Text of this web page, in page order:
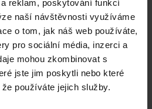
reklam, poskytování funkcí
naší návštěvnosti využíváme
o tom, jak náš web používáte,
pro sociální média, inzerci a
mohou zkombinovat s
jste jim poskytli nebo které
používáte jejich služby.
1. 12. 2025
22:19:18
1. 12. 2025
22:17:53
8 Kč
1. 12. 2025
22:00:54
26 Kč